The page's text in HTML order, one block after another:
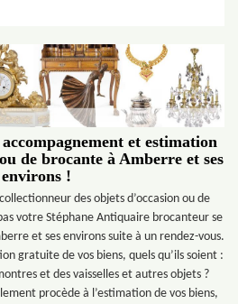
et estimation
de brocante à Amberre et ses
environs !
des objets d’occasion ou de
votre Stéphane Antiquaire brocanteur se
et ses environs suite à un rendez-vous.
gratuite de vos biens, quels qu’ils soient :
et des vaisselles et autres objets ?
procède à l’estimation de vos biens,